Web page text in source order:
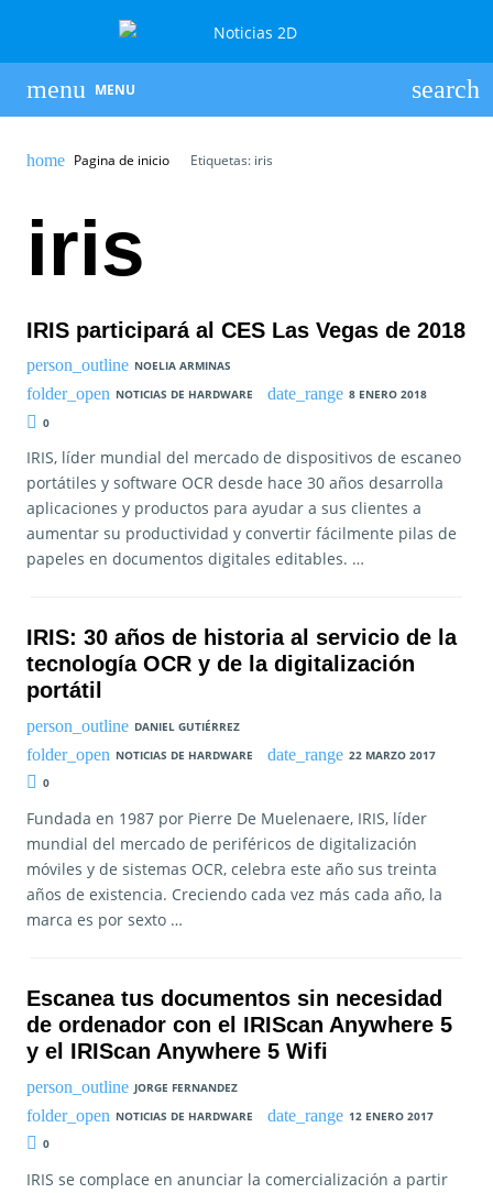
MENU
Pagina de inicio Etiquetas: iris
iris
IRIS participará al CES Las Vegas de 2018
NOELIA ARMINAS
NOTICIAS DE HARDWARE
8 ENERO 2018
0
IRIS, líder mundial del mercado de dispositivos de escaneo
portátiles y software OCR desde hace 30 años desarrolla
aplicaciones y productos para ayudar a sus clientes a
aumentar su productividad y convertir fácilmente pilas de
papeles en documentos digitales editables. …
IRIS: 30 años de historia al servicio de la
tecnología OCR y de la digitalización
portátil
DANIEL GUTIÉRREZ
NOTICIAS DE HARDWARE
22 MARZO 2017
0
Fundada en 1987 por Pierre De Muelenaere, IRIS, líder
mundial del mercado de periféricos de digitalización
móviles y de sistemas OCR, celebra este año sus treinta
años de existencia. Creciendo cada vez más cada año, la
marca es por sexto …
Escanea tus documentos sin necesidad
de ordenador con el IRIScan Anywhere 5
y el IRIScan Anywhere 5 Wifi
JORGE FERNANDEZ
NOTICIAS DE HARDWARE
12 ENERO 2017
0
IRIS se complace en anunciar la comercialización a partir